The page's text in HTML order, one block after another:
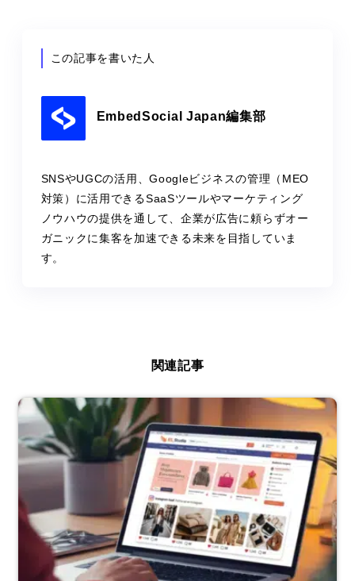
この記事を書いた人
EmbedSocial Japan編集部
SNSやUGCの活用、Googleビジネスの管理（MEO
対策）に活用できるSaaSツールやマーケティング
ノウハウの提供を通して、企業が広告に頼らずオー
ガニックに集客を加速できる未来を目指していま
す。
関連記事